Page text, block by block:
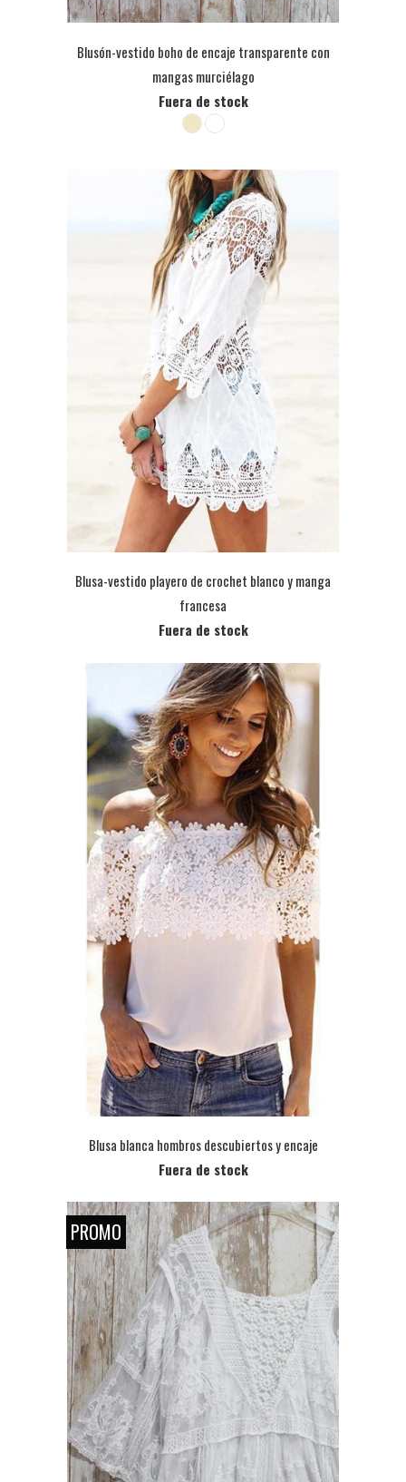
Blusón-vestido boho de encaje transparente con
mangas murciélago
Fuera de stock
Blusa-vestido playero de crochet blanco y manga
francesa
Fuera de stock
Blusa blanca hombros descubiertos y encaje
Fuera de stock
PROMO